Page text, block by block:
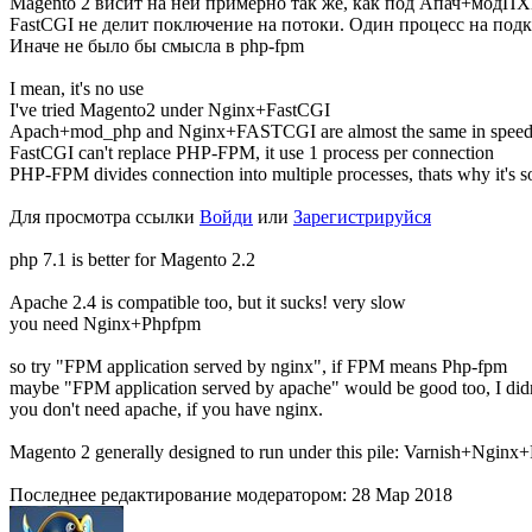
FastCGI не делит поключение на потоки. Один процесс на
Иначе не было бы смысла в php-fpm
I mean, it's no use
I've tried Magento2 under Nginx+FastCGI
Apach+mod_php and Nginx+FASTCGI are almost the same in speed
FastCGI can't replace PHP-FPM, it use 1 process per connection
PHP-FPM divides connection into multiple processes, thats why it's
Для просмотра ссылки Войди или Зарегистрируйся
php 7.1 is better for Magento 2.2
Apache 2.4 is compatible too, but it sucks! very slow
you need Nginx+Phpfpm
so try "FPM application served by nginx", if FPM means Php-fpm
maybe "FPM application served by apache" would be good too, I
you don't need apache, if you have nginx.
Magento 2 generally designed to run under this pile:
Последнее редактирование модератором: 28 Мар 2018